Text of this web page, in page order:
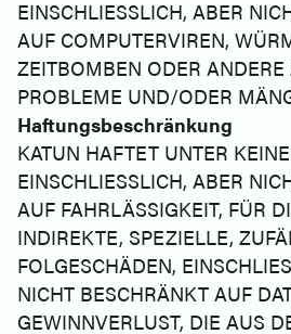
EINSCHLIESSLICH, ABER
AUF COMPUTERVIREN,
ZEITBOMBEN ODER
PROBLEME UND/ODER
Haftungsbeschränkung
KATUN HAFTET UNTER
EINSCHLIESSLICH, ABER
AUF FAHRLÄSSIGKEIT, FÜR
INDIREKTE, SPEZIELLE,
FOLGESCHÄDEN,
NICHT BESCHRÄNKT AUF
GEWINNVERLUST, DIE AUS